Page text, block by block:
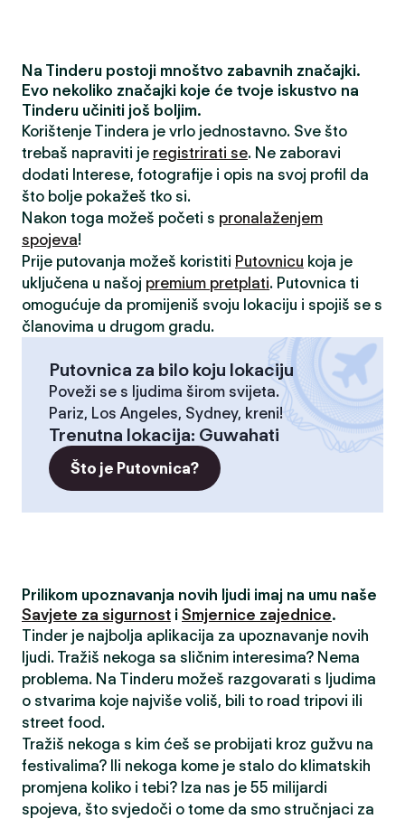
Na Tinderu postoji mnoštvo zabavnih značajki.
Evo nekoliko značajki koje će tvoje iskustvo na
Tinderu učiniti još boljim.
Korištenje Tindera je vrlo jednostavno. Sve što
trebaš napraviti je registrirati se. Ne zaboravi
dodati Interese, fotografije i opis na svoj profil da
što bolje pokažeš tko si.
Nakon toga možeš početi s pronalaženjem
spojeva!
Prije putovanja možeš koristiti Putovnicu koja je
uključena u našoj premium pretplati. Putovnica ti
omogućuje da promijeniš svoju lokaciju i spojiš se s
članovima u drugom gradu.
Putovnica za bilo koju lokaciju
Poveži se s ljudima širom svijeta.
Pariz, Los Angeles, Sydney, kreni!
Trenutna lokacija: Guwahati
Što je Putovnica?
Prilikom upoznavanja novih ljudi imaj na umu naše
Savjete za sigurnost i Smjernice zajednice.
Tinder je najbolja aplikacija za upoznavanje novih
ljudi. Tražiš nekoga sa sličnim interesima? Nema
problema. Na Tinderu možeš razgovarati s ljudima
o stvarima koje najviše voliš, bili to road tripovi ili
street food.
Tražiš nekoga s kim ćeš se probijati kroz gužvu na
festivalima? Ili nekoga kome je stalo do klimatskih
promjena koliko i tebi? Iza nas je 55 milijardi
spojeva, što svjedoči o tome da smo stručnjaci za